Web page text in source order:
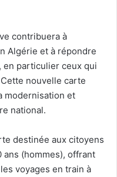
contribuera à
Algérie et à répondre
en particulier ceux qui
nouvelle carte
modernisation et
national.
destinée aux citoyens
ans (hommes), offrant
voyages en train à